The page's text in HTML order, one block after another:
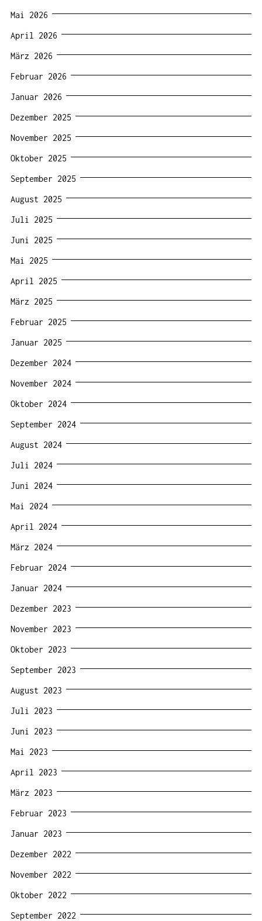
Mai 2026
April 2026
März 2026
Februar 2026
Januar 2026
Dezember 2025
November 2025
Oktober 2025
September 2025
August 2025
Juli 2025
Juni 2025
Mai 2025
April 2025
März 2025
Februar 2025
Januar 2025
Dezember 2024
November 2024
Oktober 2024
September 2024
August 2024
Juli 2024
Juni 2024
Mai 2024
April 2024
März 2024
Februar 2024
Januar 2024
Dezember 2023
November 2023
Oktober 2023
September 2023
August 2023
Juli 2023
Juni 2023
Mai 2023
April 2023
März 2023
Februar 2023
Januar 2023
Dezember 2022
November 2022
Oktober 2022
September 2022